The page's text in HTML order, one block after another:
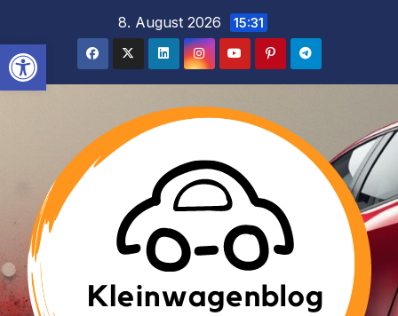
Werkzeugleiste öffnen
springen
8. August 2026 15:31